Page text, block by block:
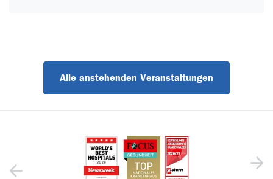
Alle anstehenden Veranstaltungen